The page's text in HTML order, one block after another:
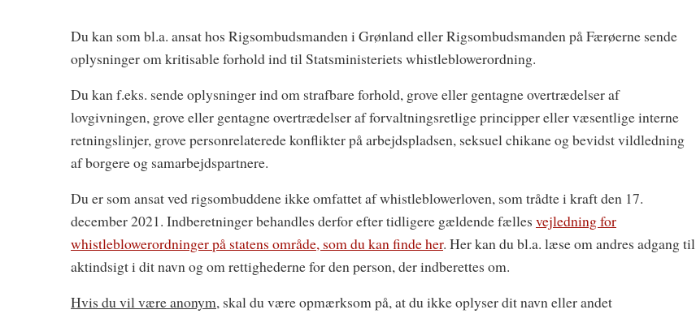
Du kan som bl.a. ansat hos Rigsombudsmanden i Grønland eller Rigsombudsmanden på Færøerne sende
oplysninger om kritisable forhold ind til Statsministeriets whistleblowerordning.
Du kan f.eks. sende oplysninger ind om strafbare forhold, grove eller gentagne overtrædelser af
lovgivningen, grove eller gentagne overtrædelser af forvaltningsretlige principper eller væsentlige interne
retningslinjer, grove personrelaterede konflikter på arbejdspladsen, seksuel chikane og bevidst vildledning
af borgere og samarbejdspartnere.
Du er som ansat ved rigsombuddene ikke omfattet af whistleblowerloven, som trådte i kraft den 17.
december 2021. Indberetninger behandles derfor efter tidligere gældende fælles vejledning for
whistleblowerordninger på statens område, som du kan finde her. Her kan du bl.a. læse om andres adgang til
aktindsigt i dit navn og om rettighederne for den person, der indberettes om.
Hvis du vil være anonym, skal du være opmærksom på, at du ikke oplyser dit navn eller andet